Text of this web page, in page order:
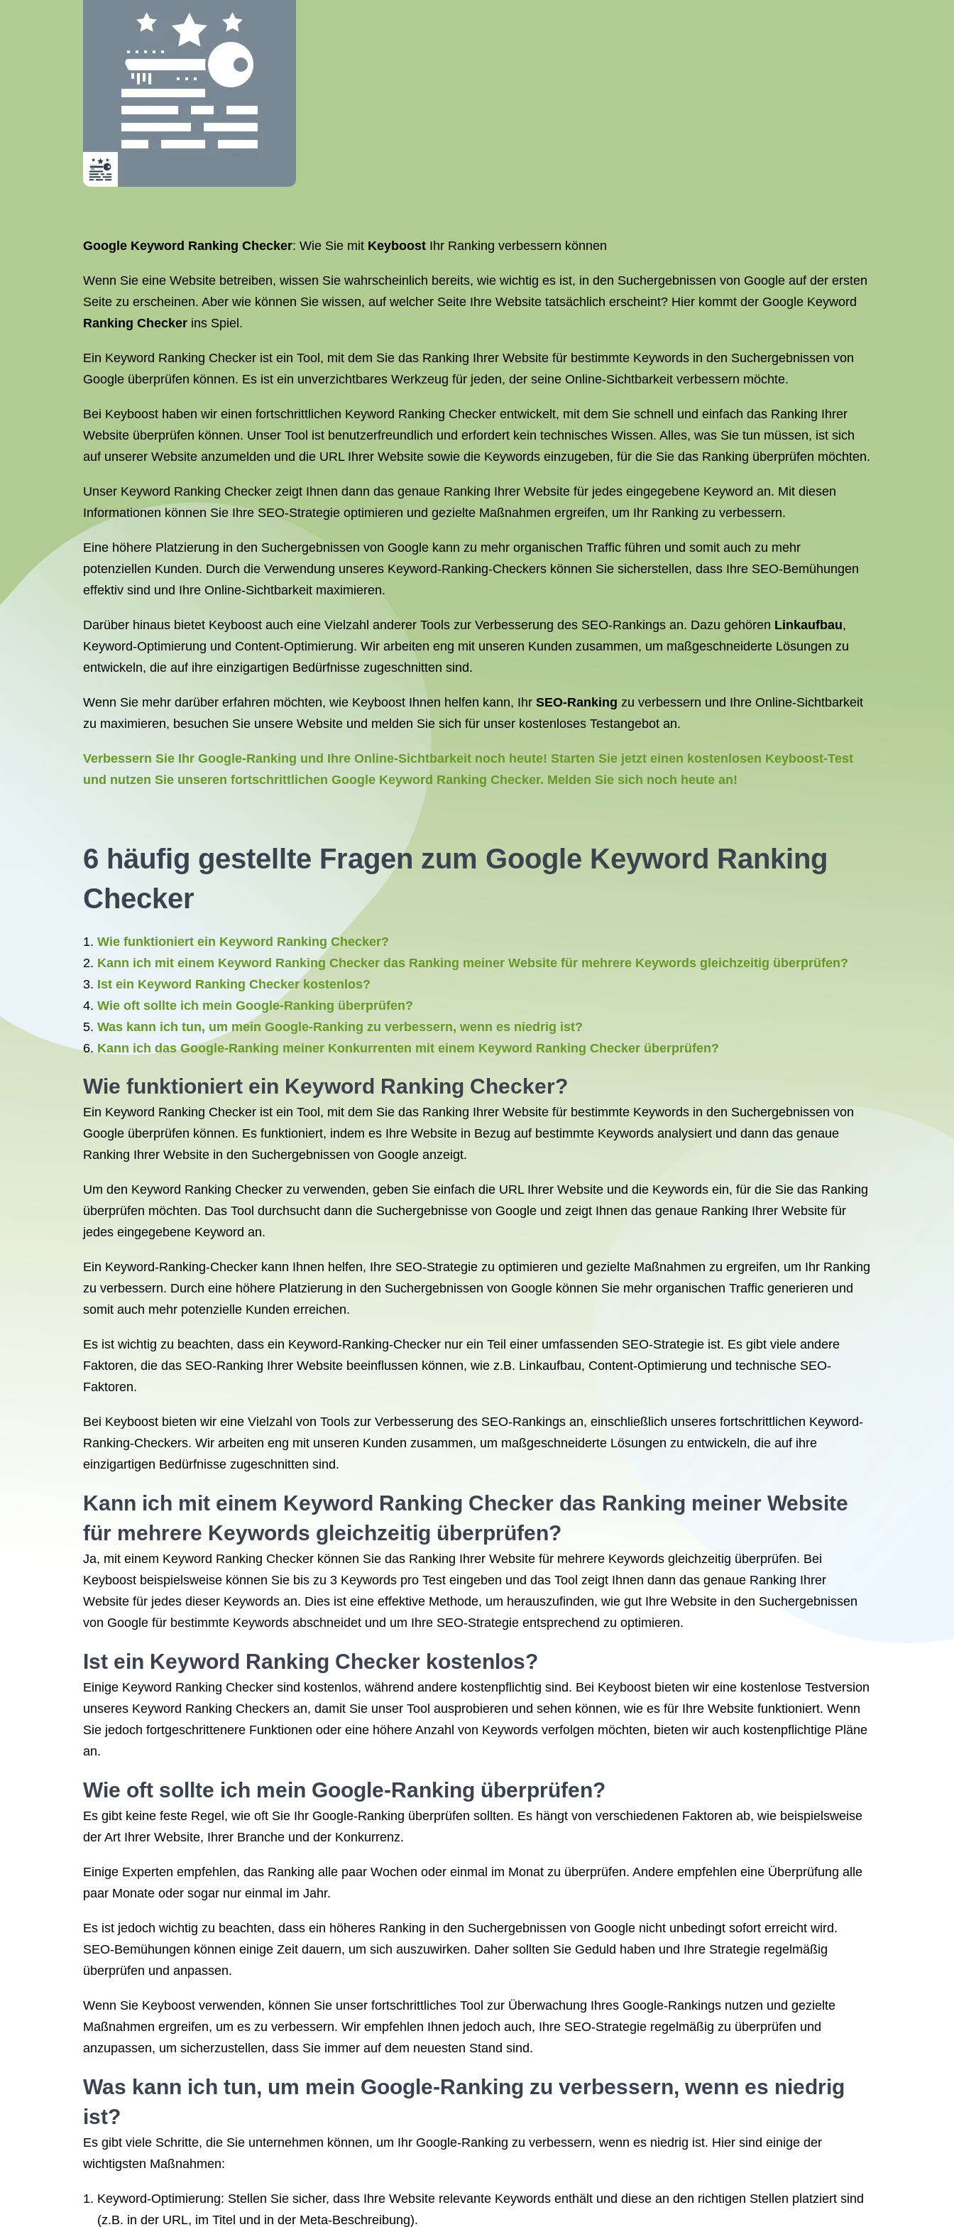
Google Keyword Ranking Checker: Wie Sie mit Keyboost Ihr Ranking verbessern können
Wenn Sie eine Website betreiben, wissen Sie wahrscheinlich bereits, wie wichtig es ist, in den Suchergebnissen von Google auf der ersten
Seite zu erscheinen. Aber wie können Sie wissen, auf welcher Seite Ihre Website tatsächlich erscheint? Hier kommt der Google Keyword
Ranking Checker ins Spiel.
Ein Keyword Ranking Checker ist ein Tool, mit dem Sie das Ranking Ihrer Website für bestimmte Keywords in den Suchergebnissen von
Google überprüfen können. Es ist ein unverzichtbares Werkzeug für jeden, der seine Online-Sichtbarkeit verbessern möchte.
Bei Keyboost haben wir einen fortschrittlichen Keyword Ranking Checker entwickelt, mit dem Sie schnell und einfach das Ranking Ihrer
Website überprüfen können. Unser Tool ist benutzerfreundlich und erfordert kein technisches Wissen. Alles, was Sie tun müssen, ist sich
auf unserer Website anzumelden und die URL Ihrer Website sowie die Keywords einzugeben, für die Sie das Ranking überprüfen möchten.
Unser Keyword Ranking Checker zeigt Ihnen dann das genaue Ranking Ihrer Website für jedes eingegebene Keyword an. Mit diesen
Informationen können Sie Ihre SEO-Strategie optimieren und gezielte Maßnahmen ergreifen, um Ihr Ranking zu verbessern.
Eine höhere Platzierung in den Suchergebnissen von Google kann zu mehr organischen Traffic führen und somit auch zu mehr
potenziellen Kunden. Durch die Verwendung unseres Keyword-Ranking-Checkers können Sie sicherstellen, dass Ihre SEO-Bemühungen
effektiv sind und Ihre Online-Sichtbarkeit maximieren.
Darüber hinaus bietet Keyboost auch eine Vielzahl anderer Tools zur Verbesserung des SEO-Rankings an. Dazu gehören Linkaufbau,
Keyword-Optimierung und Content-Optimierung. Wir arbeiten eng mit unseren Kunden zusammen, um maßgeschneiderte Lösungen zu
entwickeln, die auf ihre einzigartigen Bedürfnisse zugeschnitten sind.
Wenn Sie mehr darüber erfahren möchten, wie Keyboost Ihnen helfen kann, Ihr SEO-Ranking zu verbessern und Ihre Online-Sichtbarkeit
zu maximieren, besuchen Sie unsere Website und melden Sie sich für unser kostenloses Testangebot an.
Verbessern Sie Ihr Google-Ranking und Ihre Online-Sichtbarkeit noch heute! Starten Sie jetzt einen kostenlosen Keyboost-Test
und nutzen Sie unseren fortschrittlichen Google Keyword Ranking Checker. Melden Sie sich noch heute an!
6 häufig gestellte Fragen zum Google Keyword Ranking
Checker
Wie funktioniert ein Keyword Ranking Checker?
Kann ich mit einem Keyword Ranking Checker das Ranking meiner Website für mehrere Keywords gleichzeitig überprüfen?
Ist ein Keyword Ranking Checker kostenlos?
Wie oft sollte ich mein Google-Ranking überprüfen?
Was kann ich tun, um mein Google-Ranking zu verbessern, wenn es niedrig ist?
Kann ich das Google-Ranking meiner Konkurrenten mit einem Keyword Ranking Checker überprüfen?
Wie funktioniert ein Keyword Ranking Checker?
Ein Keyword Ranking Checker ist ein Tool, mit dem Sie das Ranking Ihrer Website für bestimmte Keywords in den Suchergebnissen von
Google überprüfen können. Es funktioniert, indem es Ihre Website in Bezug auf bestimmte Keywords analysiert und dann das genaue
Ranking Ihrer Website in den Suchergebnissen von Google anzeigt.
Um den Keyword Ranking Checker zu verwenden, geben Sie einfach die URL Ihrer Website und die Keywords ein, für die Sie das Ranking
überprüfen möchten. Das Tool durchsucht dann die Suchergebnisse von Google und zeigt Ihnen das genaue Ranking Ihrer Website für
jedes eingegebene Keyword an.
Ein Keyword-Ranking-Checker kann Ihnen helfen, Ihre SEO-Strategie zu optimieren und gezielte Maßnahmen zu ergreifen, um Ihr Ranking
zu verbessern. Durch eine höhere Platzierung in den Suchergebnissen von Google können Sie mehr organischen Traffic generieren und
somit auch mehr potenzielle Kunden erreichen.
Es ist wichtig zu beachten, dass ein Keyword-Ranking-Checker nur ein Teil einer umfassenden SEO-Strategie ist. Es gibt viele andere
Faktoren, die das SEO-Ranking Ihrer Website beeinflussen können, wie z.B. Linkaufbau, Content-Optimierung und technische SEO-
Faktoren.
Bei Keyboost bieten wir eine Vielzahl von Tools zur Verbesserung des SEO-Rankings an, einschließlich unseres fortschrittlichen Keyword-
Ranking-Checkers. Wir arbeiten eng mit unseren Kunden zusammen, um maßgeschneiderte Lösungen zu entwickeln, die auf ihre
einzigartigen Bedürfnisse zugeschnitten sind.
Kann ich mit einem Keyword Ranking Checker das Ranking meiner Website
für mehrere Keywords gleichzeitig überprüfen?
Ja, mit einem Keyword Ranking Checker können Sie das Ranking Ihrer Website für mehrere Keywords gleichzeitig überprüfen. Bei
Keyboost beispielsweise können Sie bis zu 3 Keywords pro Test eingeben und das Tool zeigt Ihnen dann das genaue Ranking Ihrer
Website für jedes dieser Keywords an. Dies ist eine effektive Methode, um herauszufinden, wie gut Ihre Website in den Suchergebnissen
von Google für bestimmte Keywords abschneidet und um Ihre SEO-Strategie entsprechend zu optimieren.
Ist ein Keyword Ranking Checker kostenlos?
Einige Keyword Ranking Checker sind kostenlos, während andere kostenpflichtig sind. Bei Keyboost bieten wir eine kostenlose Testversion
unseres Keyword Ranking Checkers an, damit Sie unser Tool ausprobieren und sehen können, wie es für Ihre Website funktioniert. Wenn
Sie jedoch fortgeschrittenere Funktionen oder eine höhere Anzahl von Keywords verfolgen möchten, bieten wir auch kostenpflichtige Pläne
an.
Wie oft sollte ich mein Google-Ranking überprüfen?
Es gibt keine feste Regel, wie oft Sie Ihr Google-Ranking überprüfen sollten. Es hängt von verschiedenen Faktoren ab, wie beispielsweise
der Art Ihrer Website, Ihrer Branche und der Konkurrenz.
Einige Experten empfehlen, das Ranking alle paar Wochen oder einmal im Monat zu überprüfen. Andere empfehlen eine Überprüfung alle
paar Monate oder sogar nur einmal im Jahr.
Es ist jedoch wichtig zu beachten, dass ein höheres Ranking in den Suchergebnissen von Google nicht unbedingt sofort erreicht wird.
SEO-Bemühungen können einige Zeit dauern, um sich auszuwirken. Daher sollten Sie Geduld haben und Ihre Strategie regelmäßig
überprüfen und anpassen.
Wenn Sie Keyboost verwenden, können Sie unser fortschrittliches Tool zur Überwachung Ihres Google-Rankings nutzen und gezielte
Maßnahmen ergreifen, um es zu verbessern. Wir empfehlen Ihnen jedoch auch, Ihre SEO-Strategie regelmäßig zu überprüfen und
anzupassen, um sicherzustellen, dass Sie immer auf dem neuesten Stand sind.
Was kann ich tun, um mein Google-Ranking zu verbessern, wenn es niedrig
ist?
Es gibt viele Schritte, die Sie unternehmen können, um Ihr Google-Ranking zu verbessern, wenn es niedrig ist. Hier sind einige der
wichtigsten Maßnahmen:
Keyword-Optimierung: Stellen Sie sicher, dass Ihre Website relevante Keywords enthält und diese an den richtigen Stellen platziert sind
(z.B. in der URL, im Titel und in der Meta-Beschreibung).